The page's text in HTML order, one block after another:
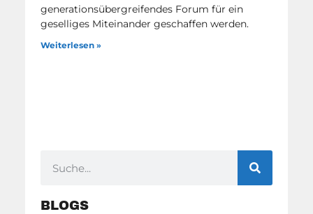
generationsübergreifendes Forum für ein
geselliges Miteinander geschaffen werden.
Weiterlesen »
BLOGS